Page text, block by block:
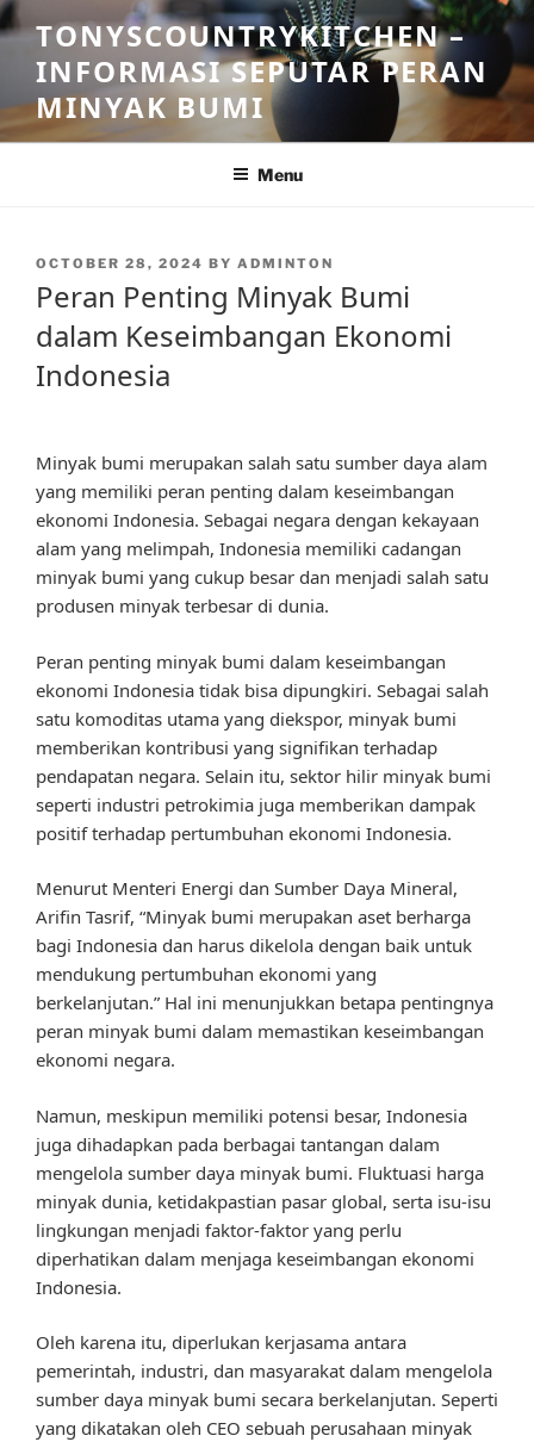
Skip
to
content
TONYSCOUNTRYKITCHEN –
INFORMASI SEPUTAR PERAN
MINYAK BUMI
Menu
POSTED
OCTOBER 28, 2024 BY ADMINTON
Peran Penting Minyak Bumi
dalam Keseimbangan Ekonomi
Indonesia
Minyak bumi merupakan salah satu sumber daya alam
yang memiliki peran penting dalam keseimbangan
ekonomi Indonesia. Sebagai negara dengan kekayaan
alam yang melimpah, Indonesia memiliki cadangan
minyak bumi yang cukup besar dan menjadi salah satu
produsen minyak terbesar di dunia.
Peran penting minyak bumi dalam keseimbangan
ekonomi Indonesia tidak bisa dipungkiri. Sebagai salah
satu komoditas utama yang diekspor, minyak bumi
memberikan kontribusi yang signifikan terhadap
pendapatan negara. Selain itu, sektor hilir minyak bumi
seperti industri petrokimia juga memberikan dampak
positif terhadap pertumbuhan ekonomi Indonesia.
Menurut Menteri Energi dan Sumber Daya Mineral,
Arifin Tasrif, “Minyak bumi merupakan aset berharga
bagi Indonesia dan harus dikelola dengan baik untuk
mendukung pertumbuhan ekonomi yang
berkelanjutan.” Hal ini menunjukkan betapa pentingnya
peran minyak bumi dalam memastikan keseimbangan
ekonomi negara.
Namun, meskipun memiliki potensi besar, Indonesia
juga dihadapkan pada berbagai tantangan dalam
mengelola sumber daya minyak bumi. Fluktuasi harga
minyak dunia, ketidakpastian pasar global, serta isu-isu
lingkungan menjadi faktor-faktor yang perlu
diperhatikan dalam menjaga keseimbangan ekonomi
Indonesia.
Oleh karena itu, diperlukan kerjasama antara
pemerintah, industri, dan masyarakat dalam mengelola
sumber daya minyak bumi secara berkelanjutan. Seperti
yang dikatakan oleh CEO sebuah perusahaan minyak